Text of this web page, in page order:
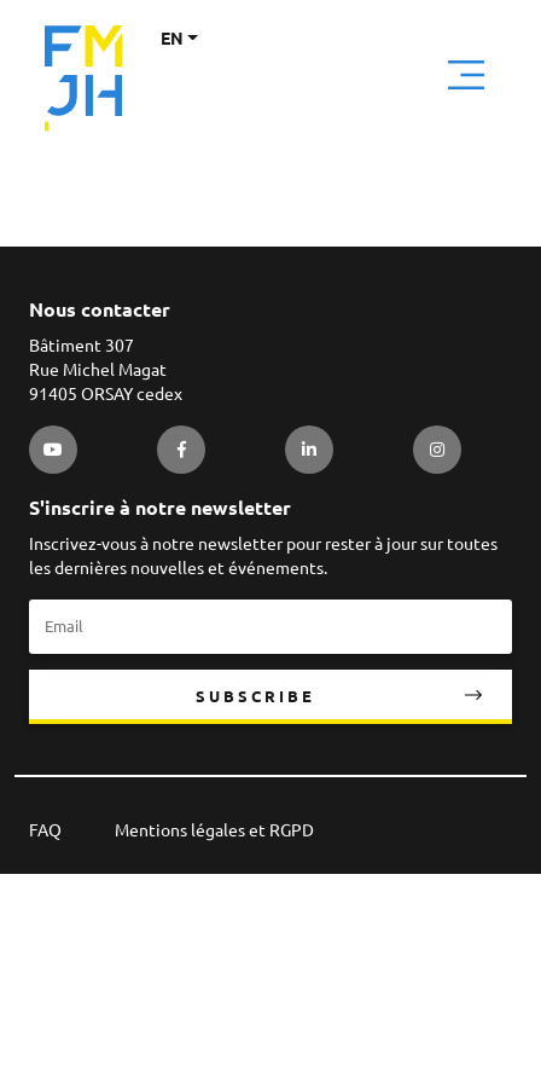
EN
Nous contacter
Bâtiment 307
Rue Michel Magat
91405 ORSAY cedex
S'inscrire à notre newsletter
Inscrivez-vous à notre newsletter pour rester à jour sur toutes
les dernières nouvelles et événements.
SUBSCRIBE
FAQ Mentions légales et RGPD